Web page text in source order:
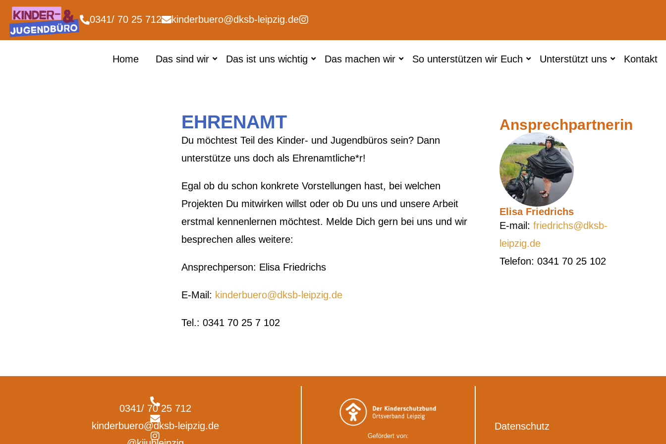
0341/ 70 25 712 kinderbuero@dksb-leipzig.de
Home Das sind wir Das ist uns wichtig Das machen wir So unterstützen wir Euch Unterstützt uns Kontakt
EHRENAMT
Du möchtest Teil des Kinder- und Jugendbüros sein? Dann
unterstütze uns doch als Ehrenamtliche*r!
Egal ob du schon konkrete Vorstellungen hast, bei welchen
Projekten Du mitwirken willst oder ob Du uns und unsere Arbeit
erstmal kennenlernen möchtest. Melde Dich gern bei uns und wir
besprechen alles weitere:
Ansprechperson: Elisa Friedrichs
E-Mail: kinderbuero@dksb-leipzig.de
Tel.: 0341 70 25 7 102
Ansprechpartnerin
Elisa Friedrichs
E-mail: friedrichs@dksb-
leipzig.de
Telefon: 0341 70 25 102
0341/ 70 25 712
kinderbuero@dksb-leipzig.de
Gefördert von:
Datenschutz